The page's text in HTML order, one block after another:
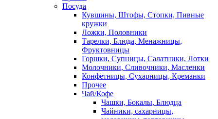
Посуда
Кувшины, Штофы, Стопки, Пивные
кружки
Ложки, Половники
Тарелки, Блюда, Менажницы,
Фруктовницы
Горшки, Супницы, Салатники, Лотки
Молочники, Сливочники, Масленки
Конфетницы, Сухарницы, Креманки
Прочее
Чай/Кофе
Чашки, Бокалы, Блюдца
Чайники, сахарницы,